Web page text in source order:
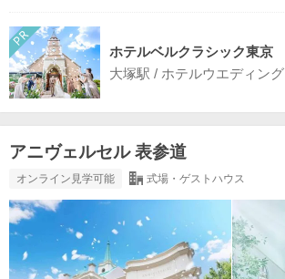
ホテルベルクラシック東京
大塚駅 / ホテルウエディング
アニヴェルセル 表参道
オンライン見学可能 式場・ゲストハウス